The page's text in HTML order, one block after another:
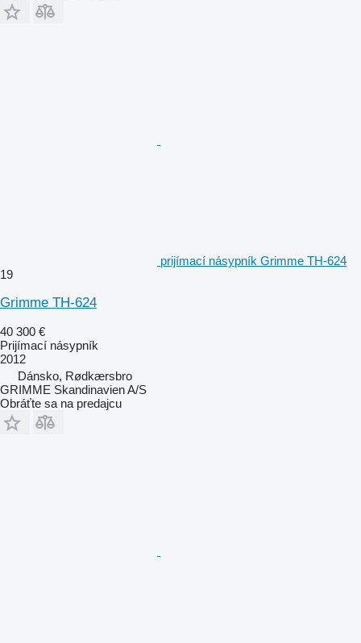
prijímací násypník Grimme TH-624
19
Grimme TH-624
40 300 €
Prijímací násypník
2012
Dánsko, Rødkærsbro
GRIMME Skandinavien A/S
Obráťte sa na predajcu